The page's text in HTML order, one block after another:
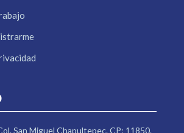
San Miguel Chapultepec. CP: 11850.